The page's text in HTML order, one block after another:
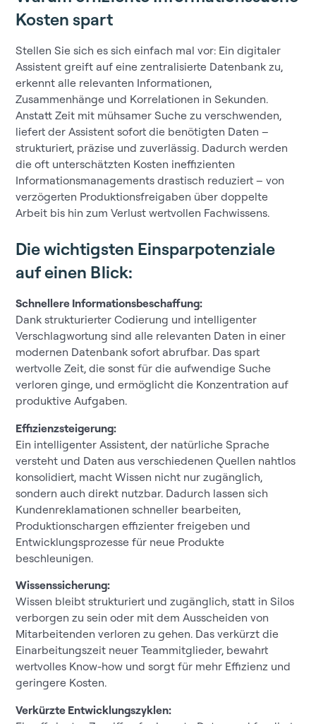
Kosten spart
Stellen Sie sich es sich einfach mal vor: Ein digitaler
Assistent greift auf eine zentralisierte Datenbank zu,
erkennt alle relevanten Informationen,
Zusammenhänge und Korrelationen in Sekunden.
Anstatt Zeit mit mühsamer Suche zu verschwenden,
liefert der Assistent sofort die benötigten Daten –
strukturiert, präzise und zuverlässig. Dadurch werden
die oft unterschätzten Kosten ineffizienten
Informationsmanagements drastisch reduziert – von
verzögerten Produktionsfreigaben über doppelte
Arbeit bis hin zum Verlust wertvollen Fachwissens.
Die wichtigsten Einsparpotenziale
auf einen Blick:
Schnellere Informationsbeschaffung:
Dank strukturierter Codierung und intelligenter
Verschlagwortung sind alle relevanten Daten in einer
modernen Datenbank sofort abrufbar. Das spart
wertvolle Zeit, die sonst für die aufwendige Suche
verloren ginge, und ermöglicht die Konzentration auf
produktive Aufgaben.
Effizienzsteigerung:
Ein intelligenter Assistent, der natürliche Sprache
versteht und Daten aus verschiedenen Quellen nahtlos
konsolidiert, macht Wissen nicht nur zugänglich,
sondern auch direkt nutzbar. Dadurch lassen sich
Kundenreklamationen schneller bearbeiten,
Produktionschargen effizienter freigeben und
Entwicklungsprozesse für neue Produkte
beschleunigen.
Wissenssicherung:
Wissen bleibt strukturiert und zugänglich, statt in Silos
verborgen zu sein oder mit dem Ausscheiden von
Mitarbeitenden verloren zu gehen. Das verkürzt die
Einarbeitungszeit neuer Teammitglieder, bewahrt
wertvolles Know-how und sorgt für mehr Effizienz und
geringere Kosten.
Verkürzte Entwicklungszyklen: